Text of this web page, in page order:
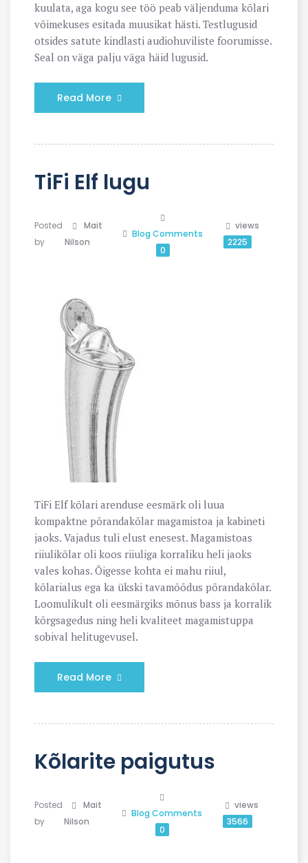
kuulata, aga kogu see töö peab väljenduma kõlari
võimekuses esitada muusikat hästi. Testlugusid
otsides satute kindlasti audiohuviliste foorumisse.
Seal on väga palju väga häid lugusid.
Read More
TiFi Elf lugu
Posted
by
Mait
Nilson
Blog Comments
0
views
2225
TiFi Elf kõlari arenduse eesmärk oli luua
kompaktne põrandakõlar magamistoa ja kabineti
jaoks. Vajadus tuli elust enesest. Magamistoas
riiulikõlar oli koos riiuliga korraliku heli jaoks
vales kohas. Õigesse kohta ei mahu riiul,
kõlarialus ega ka ükski tavamõõdus põrandakõlar.
Loomulikult oli eesmärgiks mõnus bass ja korralik
kõrgsagedus ning heli kvaliteet magamistuppa
sobival helitugevusel.
Read More
Kõlarite paigutus
Posted
by
Mait
Nilson
Blog Comments
0
views
3566